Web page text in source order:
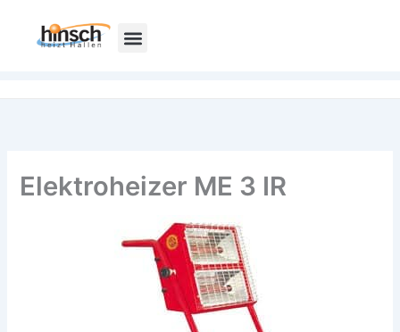
springen
Elektroheizer ME 3 IR